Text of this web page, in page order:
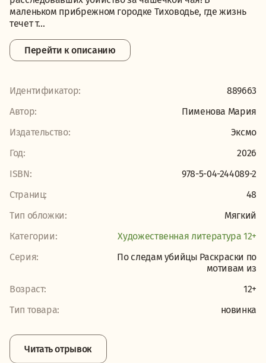
маленьком прибрежном городке Тиховодье, где жизнь
течет т...
Перейти к описанию
Идентификатор:
889663
Автор:
Пименова Мария
Издательство:
Эксмо
Год:
2026
ISBN:
978-5-04-244089-2
Страниц:
48
Тип обложки:
Мягкий
Категории:
Художественная литература 12+
Серия:
По следам убийцы Раскраски по
мотивам из
Возраст:
12+
Тип товара:
новинка
Читать отрывок